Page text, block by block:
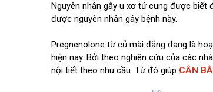
Nguyên nhân gây u xơ tử cung được biết
được nguyên nhân gây bệnh này.
Pregnenolone từ củ mài đắng đang là
hiện nay. Bởi theo nghiên cứu của các
nội tiết theo nhu cầu. Từ đó giúp CÂN